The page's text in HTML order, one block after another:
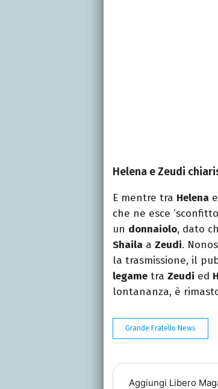
Helena e Zeudi
E mentre tra Helena e
che ne esce
un donnaiolo, dato
Shaila a Zeudi.
la trasmissione, il
legame tra Zeudi ed
lontananza, è
Grande Fratello News
Aggiungi Libero